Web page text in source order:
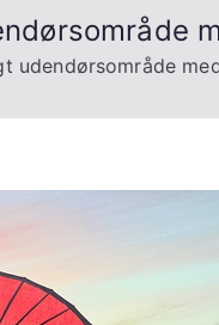
udendørsområde